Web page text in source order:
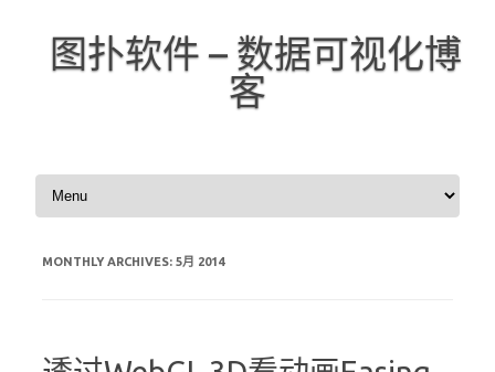
图扑软件 – 数据可视化博
客
Skip to content
MONTHLY ARCHIVES: 5月 2014